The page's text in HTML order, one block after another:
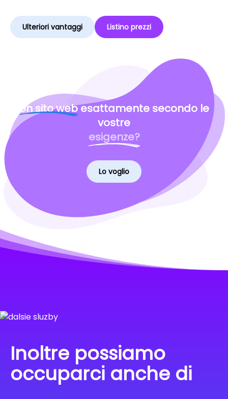
Ulteriori vantaggi Listino prezzi
Un sito webesattamente secondo le
vostre
esigenze?
Lo voglio
Inoltre possiamo
occuparci anche di